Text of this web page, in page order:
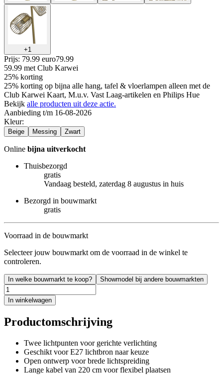
+1
Prijs: 79.99 euro79.99
59.99 met Club Karwei
25% korting
25% korting op bijna alle hang, tafel & vloerlampen alleen met de
Club Karwei Kaart, M.u.v. Vast Laag-artikelen en Philips Hue
Bekijk alle producten uit deze actie.
Aanbieding t/m 16-08-2026
Kleur:
Beige Messing Zwart
Online bijna uitverkocht
Thuisbezorgd
gratis
Vandaag besteld, zaterdag 8 augustus in huis
Bezorgd in bouwmarkt
gratis
Voorraad in de bouwmarkt
Selecteer jouw bouwmarkt om de voorraad in de winkel te
controleren.
In welke bouwmarkt te koop? Showmodel bij andere bouwmarkten
In winkelwagen
Productomschrijving
Twee lichtpunten voor gerichte verlichting
Geschikt voor E27 lichtbron naar keuze
Open ontwerp voor brede lichtspreiding
Lange kabel van 220 cm voor flexibel plaatsen